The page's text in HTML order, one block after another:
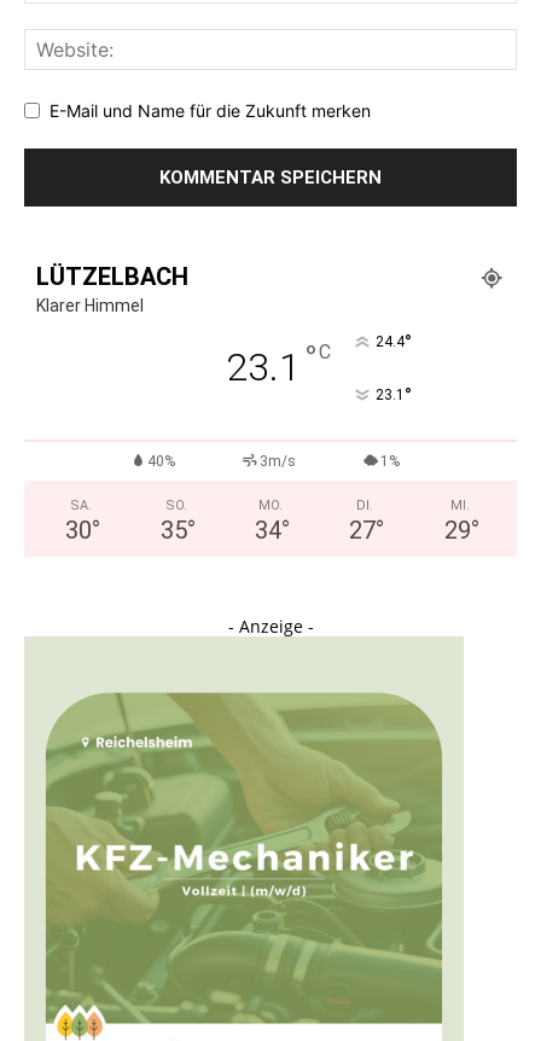
E-Mail und Name für die Zukunft merken
LÜTZELBACH
Klarer Himmel
23.1 °C 24.4°
23.1 °
40% 3m/s 1%
SA.
30°
SO.
35°
MO.
34°
DI.
27°
MI.
29°
- Anzeige -